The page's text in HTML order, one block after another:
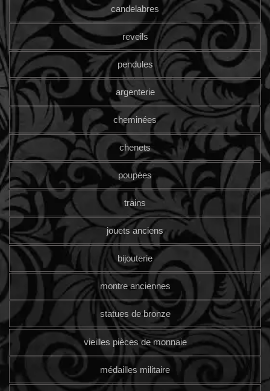
candelabres
reveils
pendules
argenterie
cheminées
chenets
poupées
trains
jouets anciens
bijouterie
montre anciennes
statues de bronze
vieilles pièces de monnaie
médailles militaire